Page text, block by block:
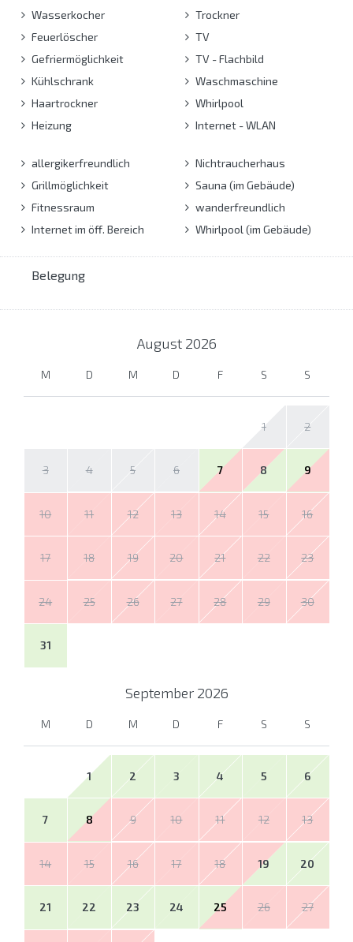
Wasserkocher
Feuerlöscher
Gefriermöglichkeit
Kühlschrank
Haartrockner
Heizung
Trockner
TV
TV - Flachbild
Waschmaschine
Whirlpool
Internet - WLAN
allergikerfreundlich
Grillmöglichkeit
Fitnessraum
Internet im öff. Bereich
Nichtraucherhaus
Sauna (im Gebäude)
wanderfreundlich
Whirlpool (im Gebäude)
Belegung
August 2026
M D M D F S S
1 2
3 4 5 6 7 8 9
10 11 12 13 14 15 16
17 18 19 20 21 22 23
24 25 26 27 28 29 30
31
September 2026
M D M D F S S
1 2 3 4 5 6
7 8 9 10 11 12 13
14 15 16 17 18 19 20
21 22 23 24 25 26 27